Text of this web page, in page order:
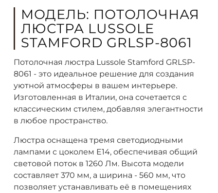
МОДЕЛЬ: ПОТОЛОЧНАЯ
ЛЮСТРА LUSSOLE
STAMFORD GRLSP-8061
Потолочная люстра Lussole Stamford GRLSP-
8061 - это идеальное решение для создания
уютной атмосферы в вашем интерьере.
Изготовленная в Италии, она сочетается с
классическим стилем, добавляя элегантности
в любое пространство.
Люстра оснащена тремя светодиодными
лампами с цоколем E14, обеспечивая общий
световой поток в 1260 Лм. Высота модели
составляет 370 мм, а ширина - 560 мм, что
позволяет устанавливать её в помещениях